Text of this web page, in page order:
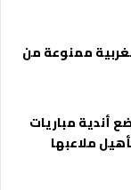
ممنوعة من
أندية مباريات
ملاعبها